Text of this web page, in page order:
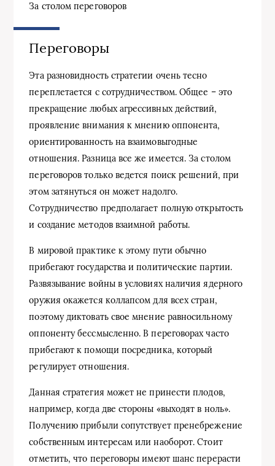
За столом переговоров
Переговоры
Эта разновидность стратегии очень тесно
переплетается с сотрудничеством. Общее – это
прекращение любых агрессивных действий,
проявление внимания к мнению оппонента,
ориентированность на взаимовыгодные
отношения. Разница все же имеется. За столом
переговоров только ведется поиск решений, при
этом затянуться он может надолго.
Сотрудничество предполагает полную открытость
и создание методов взаимной работы.
В мировой практике к этому пути обычно
прибегают государства и политические партии.
Развязывание войны в условиях наличия ядерного
оружия окажется коллапсом для всех стран,
поэтому диктовать свое мнение равносильному
оппоненту бессмысленно. В переговорах часто
прибегают к помощи посредника, который
регулирует отношения.
Данная стратегия может не принести плодов,
например, когда две стороны «выходят в ноль».
Получению прибыли сопутствует пренебрежение
собственным интересам или наоборот. Стоит
отметить, что переговоры имеют шанс перерасти